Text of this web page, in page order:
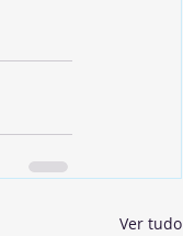
Ver tudo